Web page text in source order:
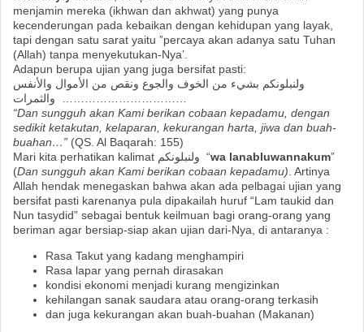
menjamin mereka (ikhwan dan akhwat) yang punya
kecenderungan pada kebaikan dengan kehidupan yang layak,
tapi dengan satu sarat yaitu ”percaya akan adanya satu Tuhan
(Allah) tanpa menyekutukan-Nya’.
Adapun berupa ujian yang juga bersifat pasti:
ولنبلونكم بشيء من الخوف والجوع ونقص من الأموال والأنفس
“Dan sungguh akan Kami berikan cobaan kepadamu, dengan
sedikit ketakutan, kelaparan, kekurangan harta, jiwa dan buah-
buahan…” (QS. Al Baqarah: 155)
Mari kita perhatikan kalimat
“wa lanabluwannakum”
(Dan sungguh akan Kami berikan cobaan kepadamu) . Artinya
Allah hendak menegaskan bahwa akan ada pelbagai ujian yang
bersifat pasti karenanya pula dipakailah huruf “Lam taukid dan
Nun tasydid” sebagai bentuk keilmuan bagi orang-orang yang
beriman agar bersiap-siap akan ujian dari-Nya, di antaranya :
Rasa Takut yang kadang menghampiri
Rasa lapar yang pernah dirasakan
kondisi ekonomi menjadi kurang mengizinkan
kehilangan sanak saudara atau orang-orang terkasih
dan juga kekurangan akan buah-buahan (Makanan)